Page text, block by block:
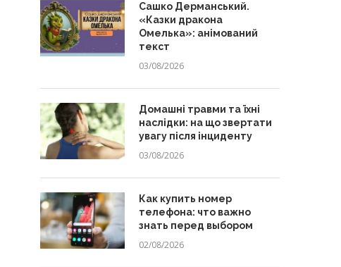
Сашко Дерманський.
«Казки дракона
Омелька»: анімований
текст
03/08/2026
Домашні травми та їхні
наслідки: на що звертати
увагу після інциденту
03/08/2026
Как купить номер
телефона: что важно
знать перед выбором
02/08/2026